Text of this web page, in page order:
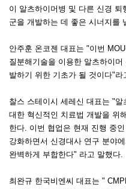
이 알츠하이머병 및 다른 신경
군을 개발하는 데 좋은 시너지를
안주훈 온코젠 대표는 "이번
질분해기술을 이용한 알츠하이
발하기 위한 기초가 될 것이다"라
찰스 스테이시 세레신 대표는 "
대한 혁신적인 치료법 개발을 위
한다. 이번 협업은 현재 진행 중
강화하면서 신경대사 연구 분야
완벽하게 부합한다" 라고 말했다.
최완규 한국비엔씨 대표는 "